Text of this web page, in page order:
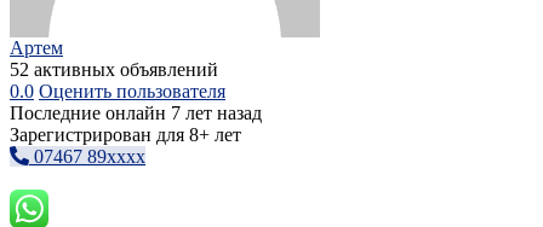
Артем
52 активных объявлений
0.0 Оценить пользователя
Последние онлайн 7 лет назад
Зарегистрирован для 8+ лет
07467 89xxxx